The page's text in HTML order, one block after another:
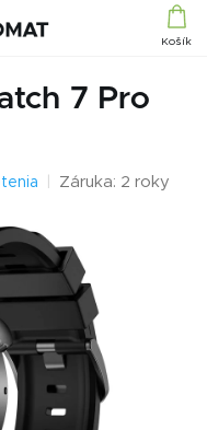
7 Pro
Záruka: 2 roky